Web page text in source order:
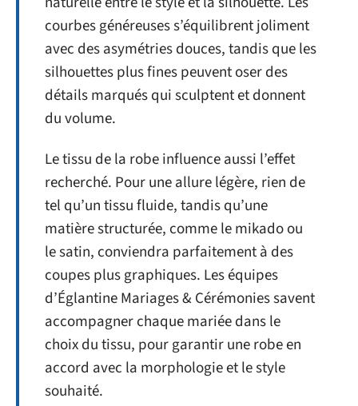
courbes généreuses s’équilibrent joliment
avec des asymétries douces, tandis que les
silhouettes plus fines peuvent oser des
détails marqués qui sculptent et donnent
du volume.
Le tissu de la robe influence aussi l’effet
recherché. Pour une allure légère, rien de
tel qu’un tissu fluide, tandis qu’une
matière structurée, comme le mikado ou
le satin, conviendra parfaitement à des
coupes plus graphiques. Les équipes
d’Églantine Mariages & Cérémonies savent
accompagner chaque mariée dans le
choix du tissu, pour garantir une robe en
accord avec la morphologie et le style
souhaité.